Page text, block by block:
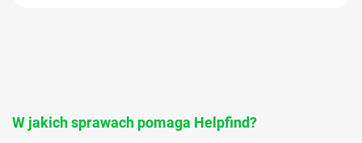
W jakich sprawach pomaga Helpfind?